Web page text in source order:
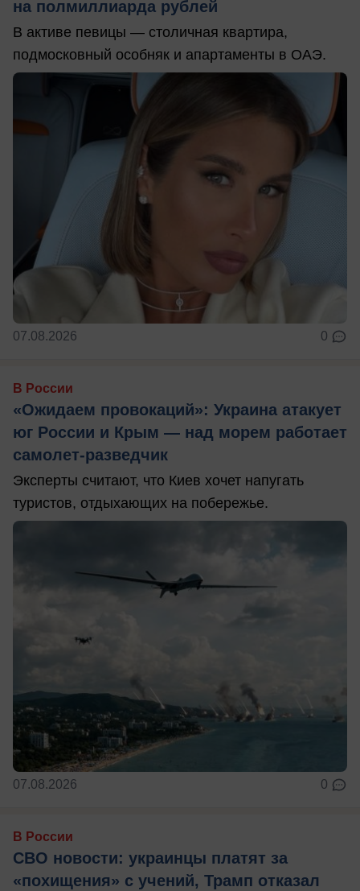
на полмиллиарда рублей
В активе певицы — столичная квартира,
подмосковный особняк и апартаменты в ОАЭ.
07.08.2026 0
В России
«Ожидаем провокаций»: Украина атакует
юг России и Крым — над морем работает
самолет-разведчик
Эксперты считают, что Киев хочет напугать
туристов, отдыхающих на побережье.
07.08.2026 0
В России
СВО новости: украинцы платят за
«похищения» с учений, Трамп отказал